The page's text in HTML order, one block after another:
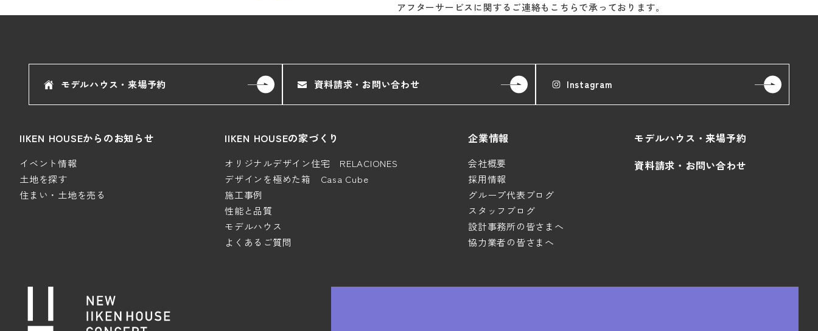
アフターサービスに関するご連絡もこちらで承っております。
モデルハウス・来場予約 資料請求・お問い合わせ Instagram
IIKEN HOUSEからのお知らせ
イベント情報
土地を探す
住まい・土地を売る
IIKEN HOUSEの家づくり
オリジナルデザイン住宅 RELACIONES
デザインを極めた箱 Casa Cube
施工事例
性能と品質
モデルハウス
よくあるご質問
企業情報
会社概要
採用情報
グループ代表ブログ
スタッフブログ
設計事務所の皆さまへ
協力業者の皆さまへ
モデルハウス・来場予約
資料請求・お問い合わせ